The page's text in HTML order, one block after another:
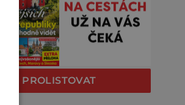
PROLISTOVAT